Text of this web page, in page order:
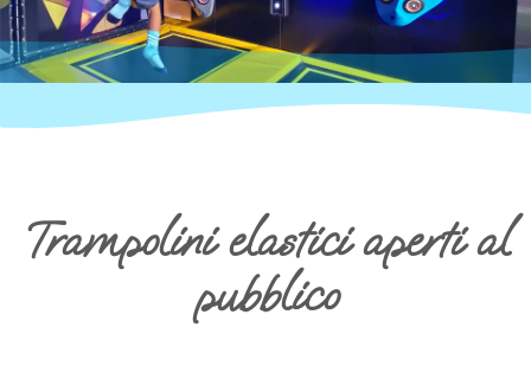
Trampolini elastici aperti al
pubblico